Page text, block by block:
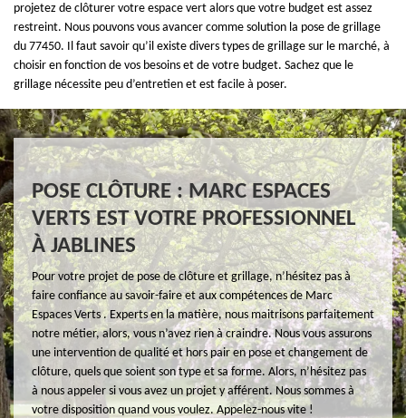
projetez de clôturer votre espace vert alors que votre budget est assez
restreint. Nous pouvons vous avancer comme solution la pose de grillage
du 77450. Il faut savoir qu’il existe divers types de grillage sur le marché, à
choisir en fonction de vos besoins et de votre budget. Sachez que le
grillage nécessite peu d’entretien et est facile à poser.
POSE CLÔTURE : MARC ESPACES
VERTS EST VOTRE PROFESSIONNEL
À JABLINES
Pour votre projet de pose de clôture et grillage, n’hésitez pas à
faire confiance au savoir-faire et aux compétences de Marc
Espaces Verts . Experts en la matière, nous maitrisons parfaitement
notre métier, alors, vous n’avez rien à craindre. Nous vous assurons
une intervention de qualité et hors pair en pose et changement de
clôture, quels que soient son type et sa forme. Alors, n’hésitez pas
à nous appeler si vous avez un projet y afférent. Nous sommes à
votre disposition quand vous voulez. Appelez-nous vite !